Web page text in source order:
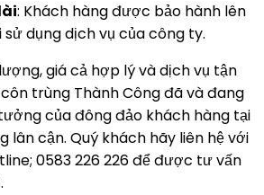
: Khách hàng được bảo hành lên
dụng dịch vụ của công ty.
giá cả hợp lý và dịch vụ tận
trùng Thành Công đã và đang
của đông đảo khách hàng tại
lân cận. Quý khách hãy liên hệ với
0583 226 226 để được tư vấn